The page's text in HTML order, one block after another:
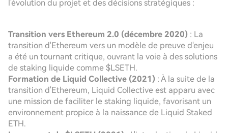
l'évolution du projet et des décisions stratégiques :
Transition vers Ethereum 2.0 (décembre 2020) : La
transition d'Ethereum vers un modèle de preuve d'enjeu
a été un tournant critique, ouvrant la voie à des solutions
de staking liquide comme $LSETH.
Formation de Liquid Collective (2021) : À la suite de la
transition d'Ethereum, Liquid Collective est apparu avec
une mission de faciliter le staking liquide, favorisant un
environnement propice à la naissance de Liquid Staked
ETH.